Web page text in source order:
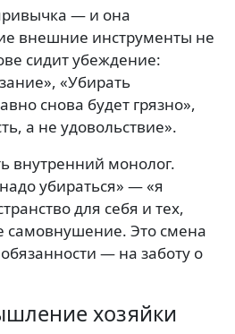
— и она
внешние инструменты не
сидит убеждение:
«Убирать
снова будет грязно»,
а не удовольствие».
внутренний монолог.
убираться» — «я
для себя и тех,
самовнушение. Это смена
— на заботу о
хозяйки